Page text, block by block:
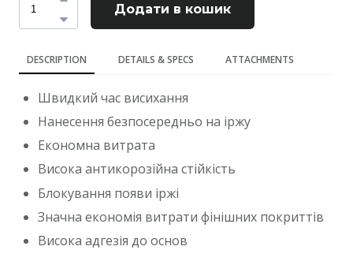
Додати в кошик
DESCRIPTION DETAILS & SPECS ATTACHMENTS
Швидкий час висихання
Нанесення безпосередньо на іржу
Економна витрата
Висока антикорозійна стійкість
Блокування появи іржі
Значна економія витрати фінішних покриттів
Висока адгезія до основ